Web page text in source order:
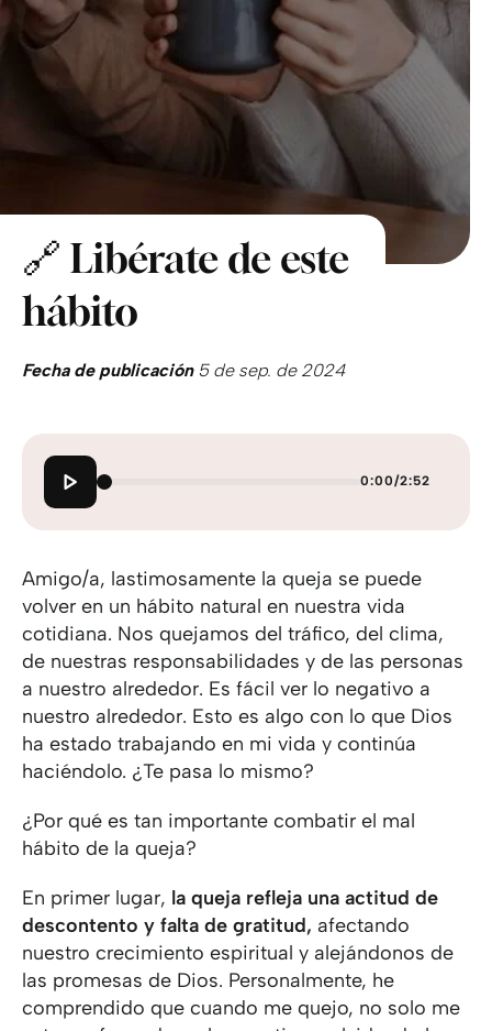
🔗 Libérate de este
hábito
Fecha de publicación5 de sep. de 2024
0:00/2:52
Amigo/a, lastimosamente la queja se puede
volver en un hábito natural en nuestra vida
cotidiana. Nos quejamos del tráfico, del clima,
de nuestras responsabilidades y de las personas
a nuestro alrededor. Es fácil ver lo negativo a
nuestro alrededor. Esto es algo con lo que Dios
ha estado trabajando en mi vida y continúa
haciéndolo. ¿Te pasa lo mismo?
¿Por qué es tan importante combatir el mal
hábito de la queja?
En primer lugar, la queja refleja una actitud de
descontento y falta de gratitud, afectando
nuestro crecimiento espiritual y alejándonos de
las promesas de Dios. Personalmente, he
comprendido que cuando me quejo, no solo me